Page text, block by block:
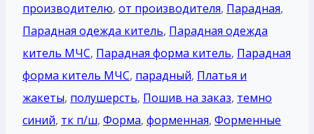
производителю, от производителя, Парадная,
Парадная одежда китель, Парадная одежда
китель МЧС, Парадная форма китель, Парадная
форма китель МЧС, парадный, Платья и
жакеты, полушерсть, Пошив на заказ, темно
синий, тк п/ш, Форма, форменная, Форменные